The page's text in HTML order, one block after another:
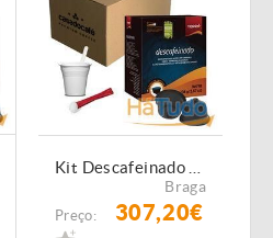
Braga
Preço: 307,20€